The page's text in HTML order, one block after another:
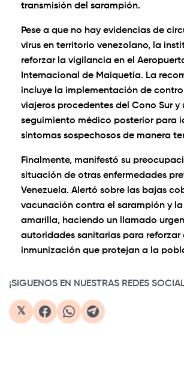
transmisión del sarampión.
Pese a que no hay evidencias de
virus en territorio venezolano, la
reforzar la vigilancia en el
Internacional de Maiquetía. La
incluye la implementación de
viajeros procedentes del Cono Sur y
seguimiento médico posterior para
síntomas sospechosos de manera
Finalmente, manifestó su
situación de otras enfermedades
Venezuela. Alertó sobre las bajas
vacunación contra el sarampión y
amarilla, haciendo un llamado
autoridades sanitarias para reforzar
inmunización que protejan a la
¡SIGUENOS EN NUESTRAS REDES
𝕏